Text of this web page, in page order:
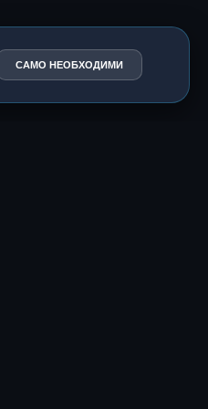
САМО НЕОБХОДИМИ